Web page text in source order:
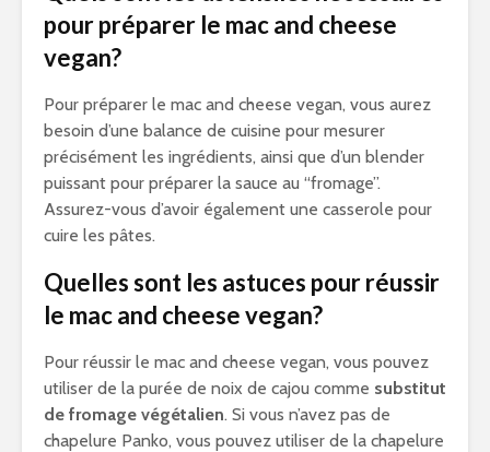
pour préparer le mac and cheese
vegan?
Pour préparer le mac and cheese vegan, vous aurez
besoin d’une balance de cuisine pour mesurer
précisément les ingrédients, ainsi que d’un blender
puissant pour préparer la sauce au “fromage”.
Assurez-vous d’avoir également une casserole pour
cuire les pâtes.
Quelles sont les astuces pour réussir
le mac and cheese vegan?
Pour réussir le mac and cheese vegan, vous pouvez
utiliser de la purée de noix de cajou comme substitut
de fromage végétalien. Si vous n’avez pas de
chapelure Panko, vous pouvez utiliser de la chapelure